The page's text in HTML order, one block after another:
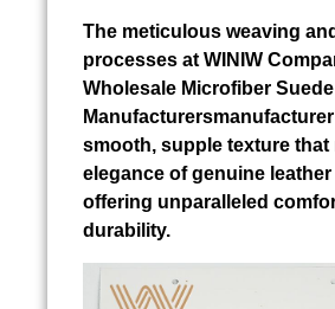
The meticulous weaving
processes at WINIW
Wholesale Microfiber Suede
smooth, supple texture that
elegance of genuine
offering unparalleled
durability.